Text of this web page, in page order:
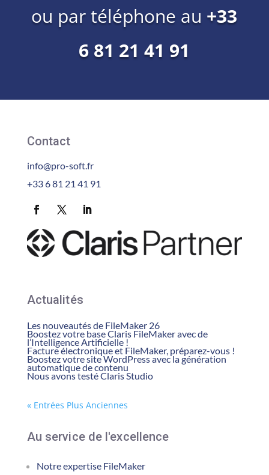
ou par téléphone au +33
6 81 21 41 91
Contact
info@pro-soft.fr
+33 6 81 21 41 91
Actualités
Les nouveautés de FileMaker 26
Boostez votre base Claris FileMaker avec de
l’Intelligence Artificielle !
Facture électronique et FileMaker, préparez-vous !
Boostez votre site WordPress avec la génération
automatique de contenu
Nous avons testé Claris Studio
« Entrées Plus Anciennes
Au service de l'excellence
Notre expertise FileMaker